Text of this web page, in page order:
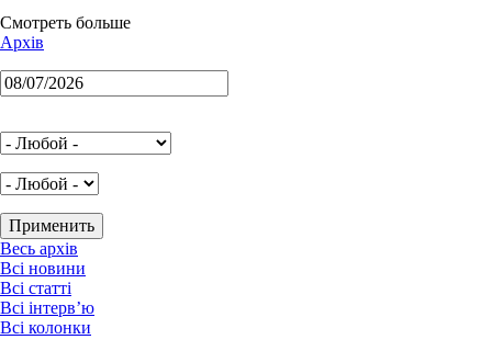
Смотреть больше
Архів
Весь архів
Всі новини
Всі статті
Всі інтерв’ю
Всі колонки